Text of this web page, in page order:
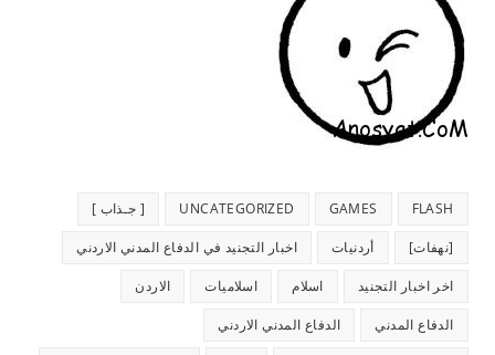
FLASH
GAMES
UNCATEGORIZED [ جـذاب ]
[نهفات] أردنيات اخبار التجنيد في الدفاع المدني الاردني
اخر اخبار التجنيد اسلام اسلاميات الاردن
الدفاع المدني الدفاع المدني الاردني